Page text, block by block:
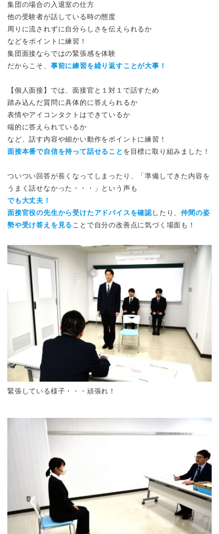
集団の場合の入退室の仕方
他の受験者が話している時の態度
周りに流されずに自分らしさを伝えられるか
などをポイントに練習！
集団面接ならではの緊張感を体験
だからこそ、 事前に練習を繰り返すことが大事！
【個人面接】では、面接官と１対１で話すため
踏み込んだ質問に具体的に答えられるか
表情やアイコンタクトはできているか
端的に答えられているか
など、話す内容や細かい動作をポイントに練習！
面接本番で自信を持って話せること を目標に取り組みました！
ついつい回答が長くなってしまったり、「準備してきた内容を
うまく話せなかった・・・」という声も
でも大丈夫！
面接官役の先生から受けたアドバイスを確認 したり、仲間の姿
勢や受け答えを見る ことで自分の改善点に気づく場面も！
緊張している様子・・・頑張れ！